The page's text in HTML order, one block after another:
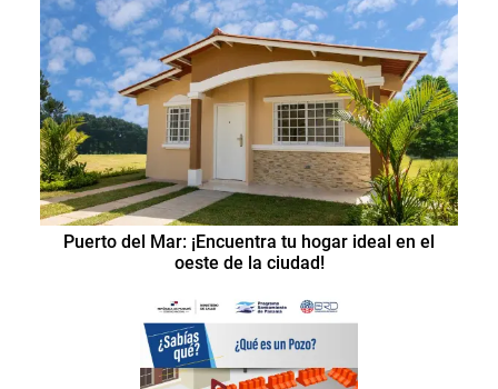
Puerto del Mar: ¡Encuentra tu hogar ideal en el
oeste de la ciudad!